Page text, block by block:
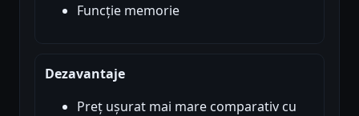
Funcție memorie
Dezavantaje
Preț ușurat mai mare comparativ cu